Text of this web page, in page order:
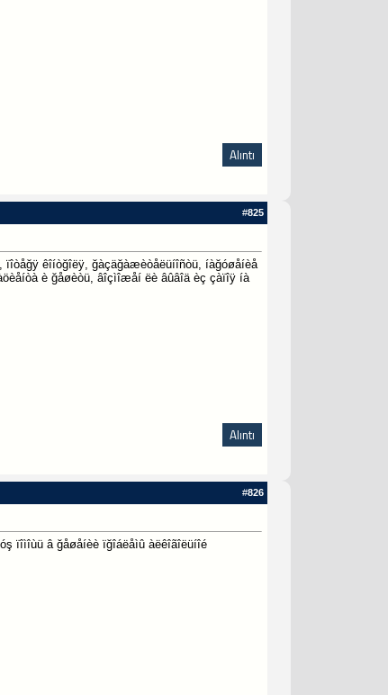
Alıntı
#825
ïîòåğÿ êîíòğîëÿ, ğàçäğàæèòåëüíîñòü, íàğóøåíèå
è ğåøèòü, âîçìîæåí ëè âûâîä èç çàïîÿ íà
Alıntı
#826
ïîìîùü â ğåøåíèè ïğîáëåìû àëêîãîëüíîé